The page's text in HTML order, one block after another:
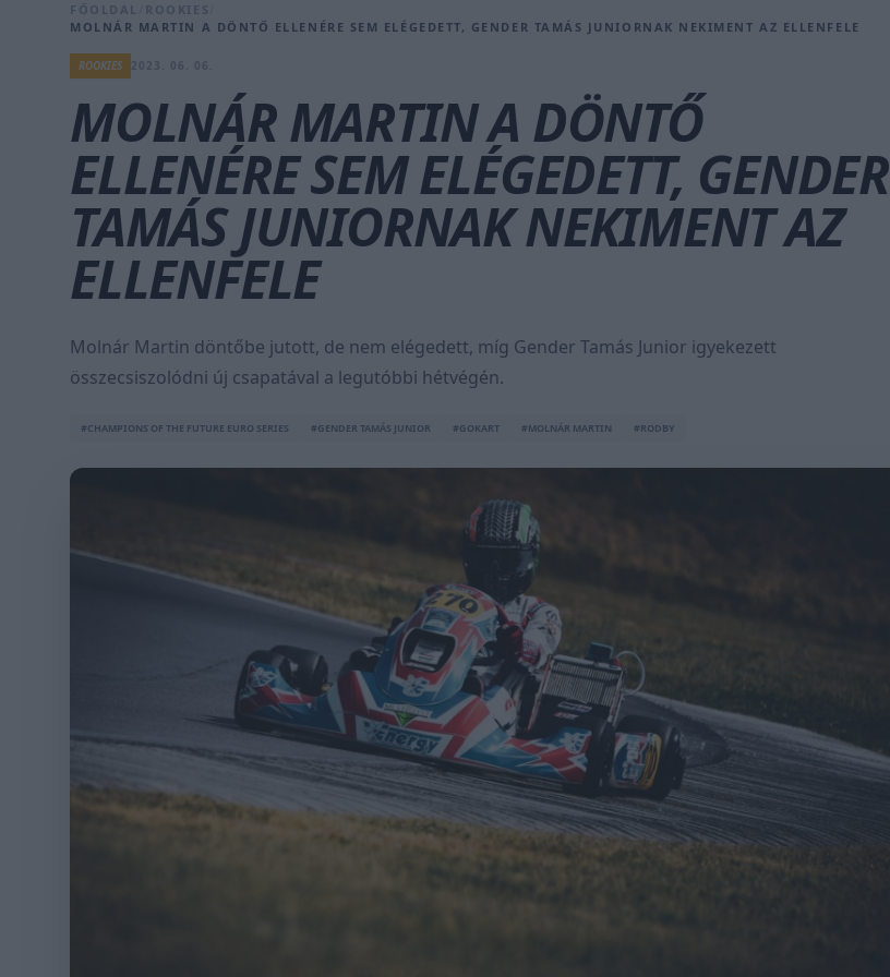
FŐOLDAL ROOKIES
MOLNÁR MARTIN A DÖNTŐ ELLENÉRE SEM ELÉGEDETT, GENDER TAMÁS JUNIORNAK NEKIMENT AZ ELLENFELE
ROOKIES
MOLNÁR MARTIN A DÖNTŐ
ELLENÉRE SEM ELÉGEDETT, GENDER
TAMÁS JUNIORNAK NEKIMENT AZ
ELLENFELE
Molnár Martin döntőbe jutott, de nem elégedett, míg Gender Tamás Junior igyekezett
összecsiszolódni új csapatával a legutóbbi hétvégén.
#CHAMPIONS OF THE FUTURE EURO SERIES #GENDER TAMÁS JUNIOR #GOKART #MOLNÁR MARTIN #RODBY